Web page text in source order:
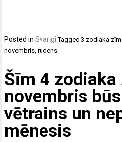
Posted inSvarīgi Tagged3 zodiaka
novembris ,rudens
Šīm 4 zodiaka
novembris
vētrains un
mēnesis